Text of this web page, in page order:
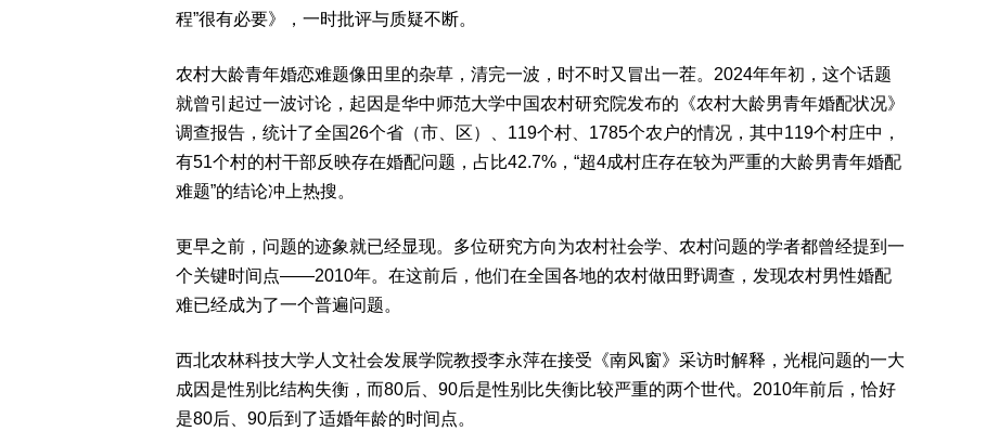
程”很有必要》，一时批评与质疑不断。
农村大龄青年婚恋难题像田里的杂草，清完一波，时不时又冒出一茬。2024年年初，这个话题
就曾引起过一波讨论，起因是华中师范大学中国农村研究院发布的《农村大龄男青年婚配状况》
调查报告，统计了全国26个省（市、区）、119个村、1785个农户的情况，其中119个村庄中，
有51个村的村干部反映存在婚配问题，占比42.7%，“超4成村庄存在较为严重的大龄男青年婚配
难题”的结论冲上热搜。
更早之前，问题的迹象就已经显现。多位研究方向为农村社会学、农村问题的学者都曾经提到一
个关键时间点——2010年。在这前后，他们在全国各地的农村做田野调查，发现农村男性婚配
难已经成为了一个普遍问题。
西北农林科技大学人文社会发展学院教授李永萍在接受《南风窗》采访时解释，光棍问题的一大
成因是性别比结构失衡，而80后、90后是性别比失衡比较严重的两个世代。2010年前后，恰好
是80后、90后到了适婚年龄的时间点。